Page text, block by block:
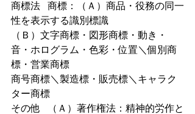
商標法   商標：（Ａ）商品・役務の同一
性を表示する識別標識
（Ｂ）文字商標・図形商標・動き・
音・ホログラム・色彩・位置＼個別商
標・営業商標
商号商標＼製造標・販売標＼キャラク
ター商標
その他   （Ａ）著作権法：精神的労作と